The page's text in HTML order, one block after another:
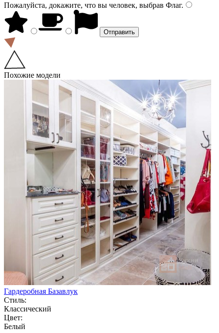
Пожалуйста, докажите, что вы человек, выбрав Флаг.
Похожие модели
Гардеробная Базавлук
Стиль:
Классический
Цвет:
Белый